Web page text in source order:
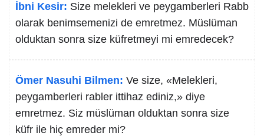
İbni Kesir: Size melekleri ve peygamberleri Rabb
olarak benimsemenizi de emretmez. Müslüman
olduktan sonra size küfretmeyi mi emredecek?
Ömer Nasuhi Bilmen: Ve size, «Melekleri,
peygamberleri rabler ittihaz ediniz,» diye
emretmez. Siz müslüman olduktan sonra size
küfr ile hiç emreder mi?